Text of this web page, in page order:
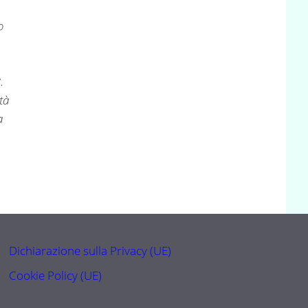
Dichiarazione sulla Privacy (UE)
Cookie Policy (UE)